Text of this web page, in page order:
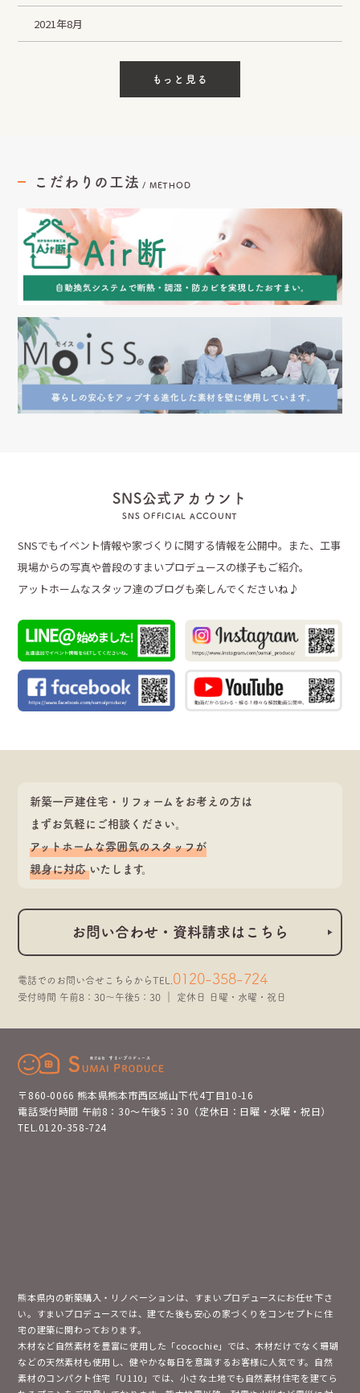
2021年8月
もっと見る
こだわりの工法 / METHOD
SNS公式アカウント
SNS OFFICIAL ACCOUNT
SNSでもイベント情報や家づくりに関する情報を公開中。また、工事
現場からの写真や普段のすまいプロデュースの様子もご紹介。
アットホームなスタッフ達のブログも楽しんでくださいね♪
新築一戸建住宅・リフォームをお考えの方は
まずお気軽にご相談ください。
アットホームな雰囲気のスタッフが
親身に対応いたします。
お問い合わせ・資料請求はこちら
電話でのお問い合せこちらからTEL. 0120-358-724
受付時間 午前8：30～午後5：30 ｜ 定休日 日曜・水曜・祝日
〒860-0066 熊本県熊本市西区城山下代4丁目10-16
電話受付時間 午前8：30～午後5：30（定休日：日曜・水曜・祝日）
TEL.0120-358-724
熊本県内の新築購入・リノベーションは、すまいプロデュースにお任せ下さ
い。すまいプロデュースでは、建てた後も安心の家づくりをコンセプトに住
宅の建築に関わっております。
木材など自然素材を豊富に使用した「cocochie」では、木材だけでなく珊瑚
などの天然素材も使用し、健やかな毎日を意識するお客様に人気です。自然
素材のコンパクト住宅「U110」では、小さな土地でも自然素材住宅を建てら